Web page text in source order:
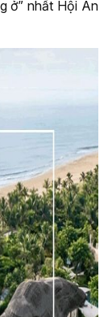
ở” nhất Hội An